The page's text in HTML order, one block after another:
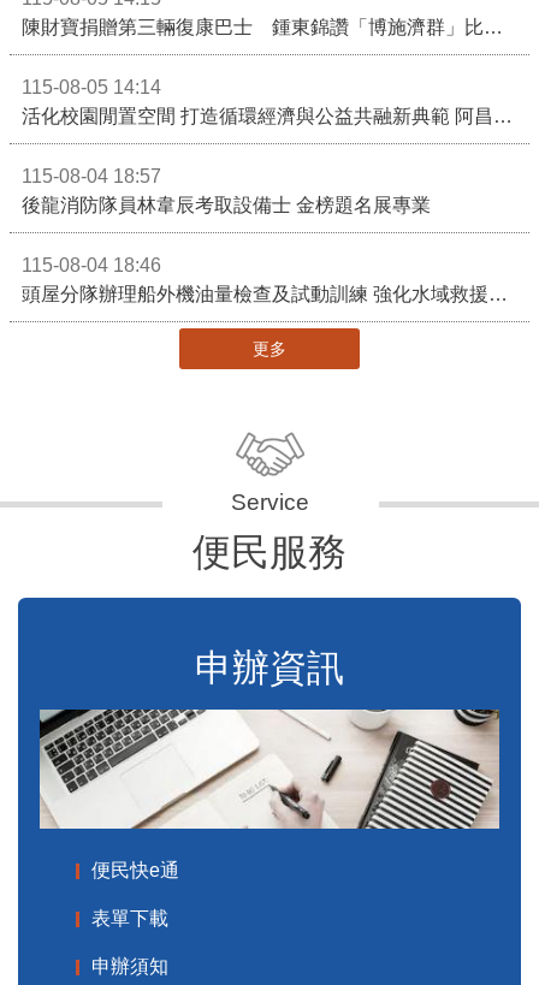
陳財寶捐贈第三輛復康巴士 鍾東錦讚「博施濟群」比喻如及時雨
115-08-05 14:14
活化校園閒置空間 打造循環經濟與公益共融新典範 阿昌共好聚落揭牌
115-08-04 18:57
後龍消防隊員林韋辰考取設備士 金榜題名展專業
115-08-04 18:46
頭屋分隊辦理船外機油量檢查及試動訓練 強化水域救援整備量能
更多
便民服務
申辦資訊
便民快e通
表單下載
申辦須知